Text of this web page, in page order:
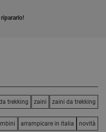
trekking zaini zaini da trekking
arrampicare in italia novità